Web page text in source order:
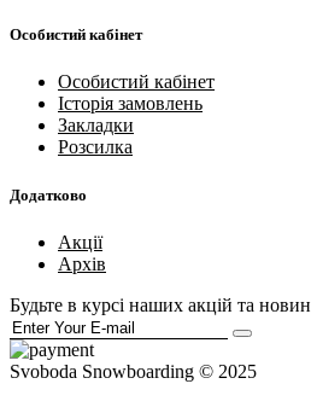
Особистий кабінет
Особистий кабінет
Історія замовлень
Закладки
Розсилка
Додатково
Акції
Архів
Будьте в курсі наших акцій та новин
Svoboda Snowboarding © 2025